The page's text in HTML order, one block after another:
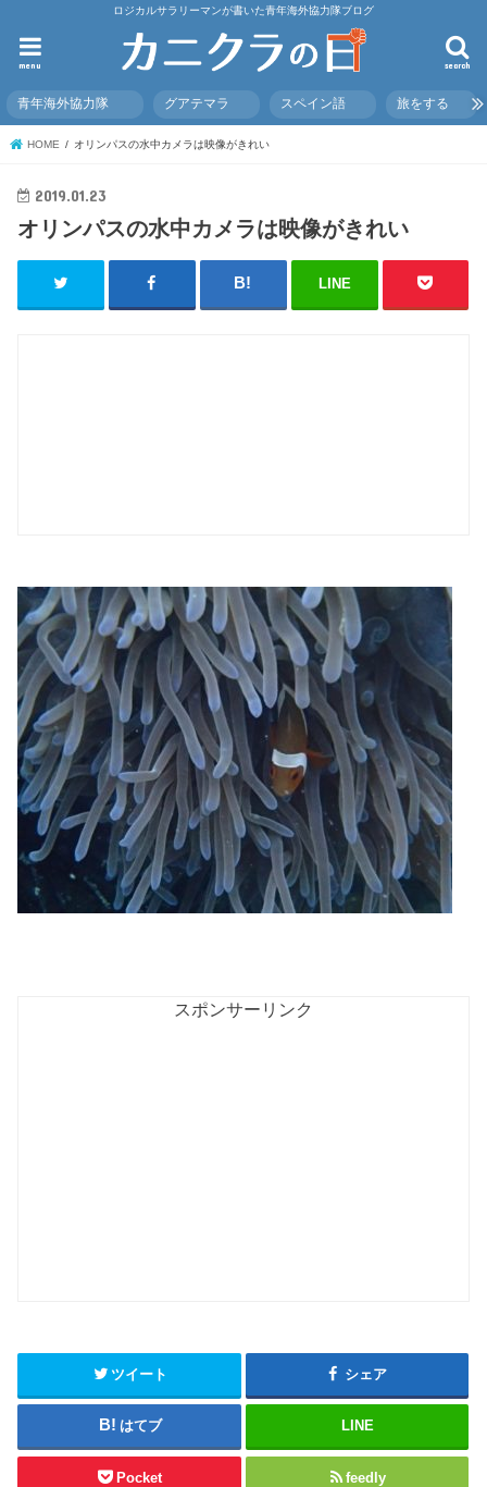
ロジカルサラリーマンが書いた青年海外協力隊ブログ
search
menu
青年海外協力隊 グアテマラ スペイン語 旅をする
HOME オリンパスの水中カメラは映像がきれい
2019.01.23
オリンパスの水中カメラは映像がきれい
LINE
スポンサーリンク
ツイート シェア
はてブ LINE
Pocket feedly